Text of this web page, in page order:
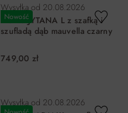
Nowość
Wysyłka od 20.08.2026
Biurko JYTANA L z szafką i
szufladą dąb mauvella czarny
749,00 zł
Wysyłka od 20.08.2026